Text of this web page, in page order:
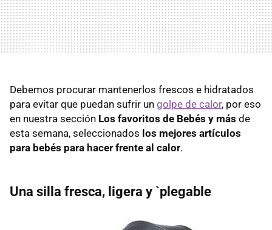
Debemos procurar mantenerlos frescos e hidratados
para evitar que puedan sufrir un golpe de calor, por eso
en nuestra sección Los favoritos de Bebés y más de
esta semana, seleccionados los mejores artículos
para bebés para hacer frente al calor.
Una silla fresca, ligera y `plegable